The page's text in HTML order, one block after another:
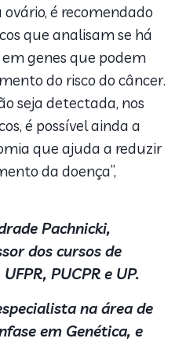
é recomendado
que analisam se há
genes que podem
do risco do câncer.
seja detectada, nos
é possível ainda a
que ajuda a reduzir
da doença”,
Pachnicki,
dos cursos de
PUCPR e UP.
na área de
em Genética, e